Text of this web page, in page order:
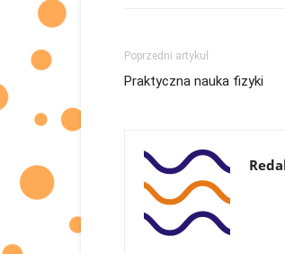
Poprzedni artykuł
Praktyczna nauka fizyki